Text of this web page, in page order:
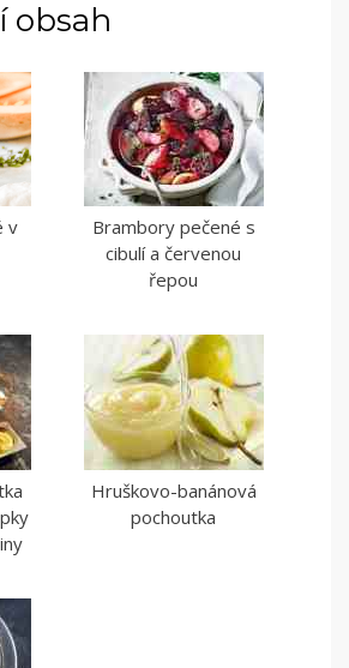
obsah
v
Brambory pečené s
cibulí a červenou
řepou
Hruškovo-banánová
pochoutka